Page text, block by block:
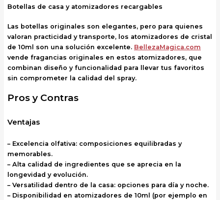
Botellas de casa y atomizadores recargables
Las botellas originales son elegantes, pero para quienes
valoran practicidad y transporte, los atomizadores de cristal
de 10ml son una solución excelente. BellezaMagica.com
vende fragancias originales en estos atomizadores, que
combinan diseño y funcionalidad para llevar tus favoritos
sin comprometer la calidad del spray.
Pros y Contras
Ventajas
– Excelencia olfativa: composiciones equilibradas y
memorables.
– Alta calidad de ingredientes que se aprecia en la
longevidad y evolución.
– Versatilidad dentro de la casa: opciones para día y noche.
– Disponibilidad en atomizadores de 10ml (por ejemplo en